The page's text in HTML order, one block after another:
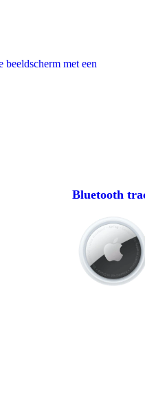
met een
Bluetooth